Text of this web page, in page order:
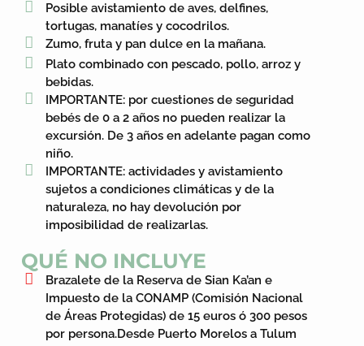
Posible avistamiento de aves, delfines,
tortugas, manatíes y cocodrilos.
Zumo, fruta y pan dulce en la mañana.
Plato combinado con pescado, pollo, arroz y
bebidas.
IMPORTANTE: por cuestiones de seguridad
bebés de 0 a 2 años no pueden realizar la
excursión. De 3 años en adelante pagan como
niño.
IMPORTANTE: actividades y avistamiento
sujetos a condiciones climáticas y de la
naturaleza, no hay devolución por
imposibilidad de realizarlas.
QUÉ NO INCLUYE
Brazalete de la Reserva de Sian Ka’an e
Impuesto de la CONAMP (Comisión Nacional
de Áreas Protegidas) de 15 euros ó 300 pesos
por persona.Desde Puerto Morelos a Tulum